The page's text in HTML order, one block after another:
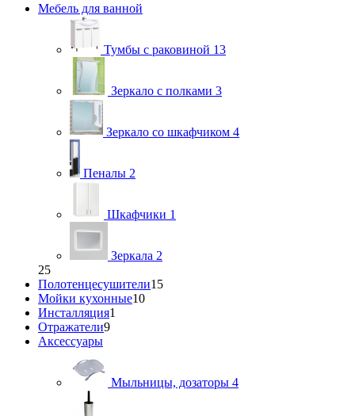
Мебель для ванной
Тумбы с раковиной 13
Зеркало с полками 3
Зеркало со шкафчиком 4
Пеналы 2
Шкафчики 1
Зеркала 2
25
Полотенцесушители15
Мойки кухонные10
Инсталляция1
Отражатели9
Аксессуары
Мыльницы, дозаторы 4